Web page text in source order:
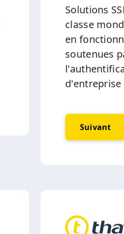
Solutions
classe
en
soutenues
d'entreprise
Suivant